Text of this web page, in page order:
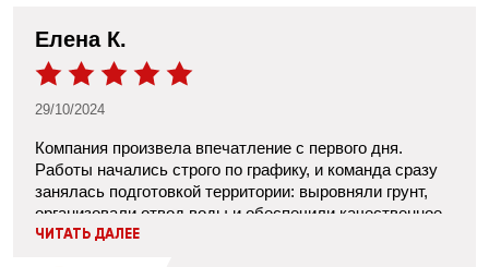
Елена К.
29/10/2024
Компания произвела впечатление с первого дня.
Работы начались строго по графику, и команда сразу
занялась подготовкой территории: выровняли грунт,
организовали отвод воды и обеспечили качественное
уплотнение основания. Когда приступили к укладке
ЧИТАТЬ ДАЛЕЕ